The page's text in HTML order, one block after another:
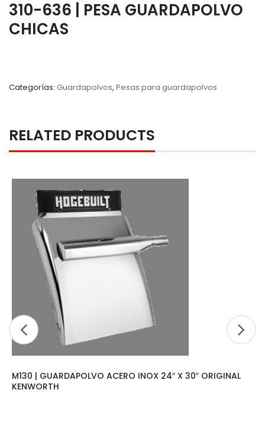
310-636 | PESA GUARDAPOLVO
CHICAS
Categorías: Guardapolvos, Pesas para guardapolvos
RELATED PRODUCTS
M130 | GUARDAPOLVO ACERO INOX 24″ X 30″ ORIGINAL
KENWORTH